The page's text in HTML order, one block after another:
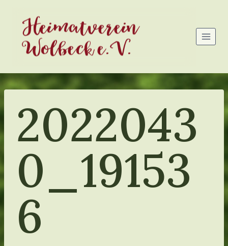
Inhalt
springenHeimatverein
Wolbeck e.V.
2022043
0_19153
6